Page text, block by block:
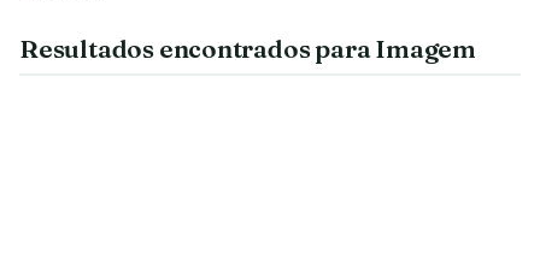
Resultados encontrados para Imagem